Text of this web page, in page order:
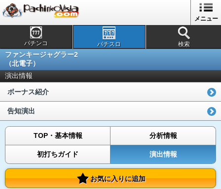
メニュー
パチンコ パチスロ 検索
ファンキージャグラー2
（北電子）
演出情報
ボーナス紹介
告知演出
TOP・基本情報 分析情報
初打ちガイド 演出情報
お気に入りに追加